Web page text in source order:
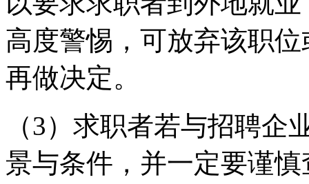
高度警惕，可放弃该职
再做决定。
（3）求职者若与招聘
景与条件，并一定要谨